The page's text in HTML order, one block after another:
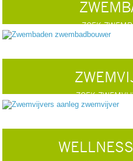
ZOEK
ZOEK